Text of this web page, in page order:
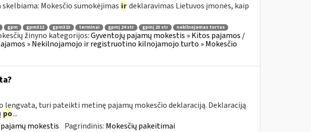
Mokesčio sumokėjimas ir deklaravimas Lietuvos įmonės, kaip
gpm gpm312 gpm313 terminai gpmį 24 str gpmį 23 str
nekilnojamas turtas
žinyno kategorijos:Gyventojų pajamų mokestis » Kitos pajamos /
» Nekilnojamojo ir registruotino kilnojamojo turto » Mokesčio
lengvata, turi pateikti metinę pajamų mokesčio deklaraciją. Deklaraciją
po...
mokestis Pagrindinis: Mokesčių pakeitimai